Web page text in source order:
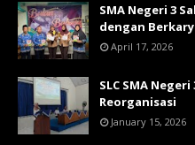
SMA Negeri 3
dengan
April 17, 2026
SLC SMA
Reorganisasi
January 15, 2026